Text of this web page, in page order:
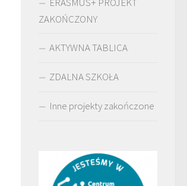
ZAKOŃCZONY
AKTYWNA TABLICA
ZDALNA SZKOŁA
Inne projekty zakończone